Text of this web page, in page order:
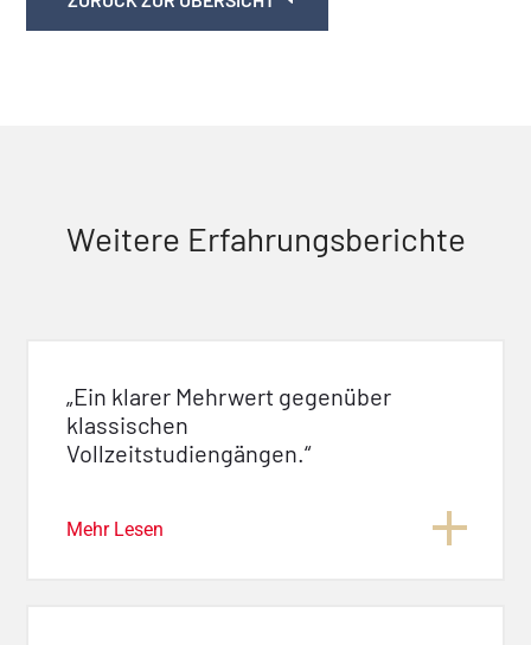
Weitere Erfahrungsberichte
„Ein klarer Mehrwert gegenüber
klassischen
Vollzeitstudiengängen.“
Mehr Lesen